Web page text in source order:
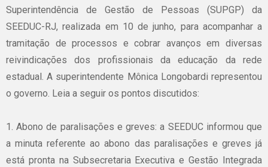
Superintendência de Gestão de Pessoas (SUPGP) da
SEEDUC-RJ, realizada em 10 de junho, para acompanhar a
tramitação de processos e cobrar avanços em diversas
reivindicações dos profissionais da educação da rede
estadual. A superintendente Mônica Longobardi representou
o governo. Leia a seguir os pontos discutidos:
1. Abono de paralisações e greves: a SEEDUC informou que
a minuta referente ao abono das paralisações e greves já
está pronta na Subsecretaria Executiva e Gestão Integrada